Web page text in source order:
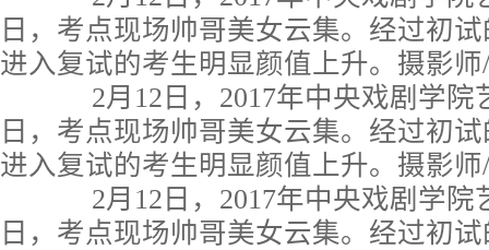
日，考点现场帅哥美女云集。经过初
进入复试的考生明显颜值上升。摄影
2月12日，2017年中央戏剧学院
日，考点现场帅哥美女云集。经过初
进入复试的考生明显颜值上升。摄影
2月12日，2017年中央戏剧学院
日，考点现场帅哥美女云集。经过初